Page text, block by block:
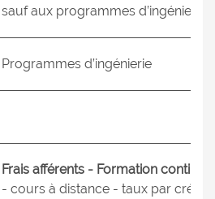
sauf aux programmes d’ingénierie
Programmes d’ingénierie
Frais afférents - Formation continue
- cours à distance - taux par crédit